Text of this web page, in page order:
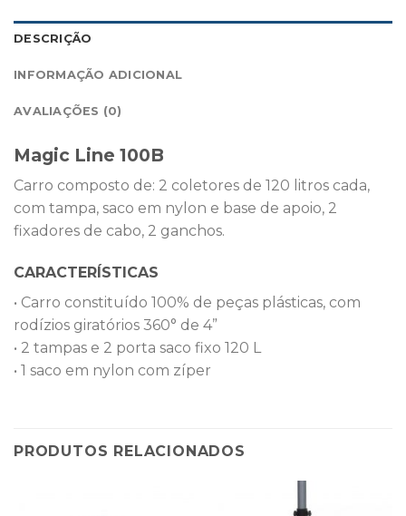
DESCRIÇÃO
INFORMAÇÃO ADICIONAL
AVALIAÇÕES (0)
Magic Line 100B
Carro composto de: 2 coletores de 120 litros cada,
com tampa, saco em nylon e base de apoio, 2
fixadores de cabo, 2 ganchos.
CARACTERÍSTICAS
• Carro constituído 100% de peças plásticas, com
rodízios giratórios 360° de 4”
• 2 tampas e 2 porta saco fixo 120 L
• 1 saco em nylon com zíper
PRODUTOS RELACIONADOS